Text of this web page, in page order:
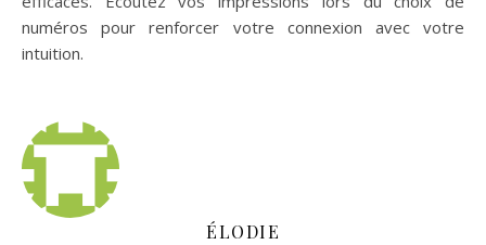
numéros pour renforcer votre connexion avec votre
intuition.
ÉLODIE